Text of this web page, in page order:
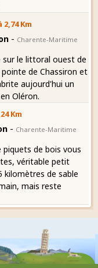
2,74 Km
- Charente-Maritime
sur le littoral ouest de
de Chassiron et
aujourd'hui un
Oléron.
Km
- Charente-Maritime
de bois vous
véritable petit
kilomètres de sable
mais reste